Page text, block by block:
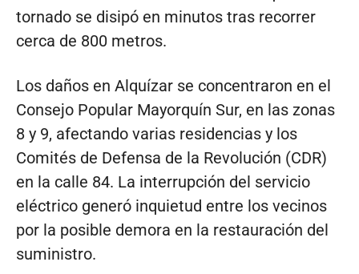
tornado se disipó en minutos tras recorrer
cerca de 800 metros.
Los daños en Alquízar se concentraron en el
Consejo Popular Mayorquín Sur, en las zonas
8 y 9, afectando varias residencias y los
Comités de Defensa de la Revolución (CDR)
en la calle 84. La interrupción del servicio
eléctrico generó inquietud entre los vecinos
por la posible demora en la restauración del
suministro.